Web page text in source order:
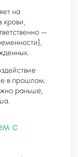
на
крови,
—
в прошлом.
раньше,
с